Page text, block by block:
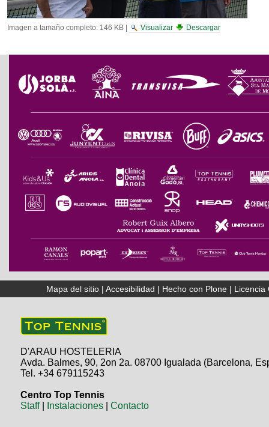
Imagen a tamaño completo: 146 KB| Visualizar Descargar
Mapa del sitio |Accesibilidad | Hecho con Plone | Licencia
D'ARAU HOSTELERIA
Avda. Balmes, 90, 2on 2a. 08700 Igualada (Barcelona,
Tel. +34 679115243
Centro Top Tennis
Staff| Instalaciones |Contacto